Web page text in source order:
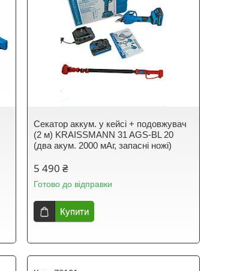
Секатор аккум. у кейсі + подовжувач
(2 м) KRAISSMANN 31 AGS-BL 20
(два акум. 2000 мАг, запасні ножі)
5 490 ₴
Готово до відправки
Купити